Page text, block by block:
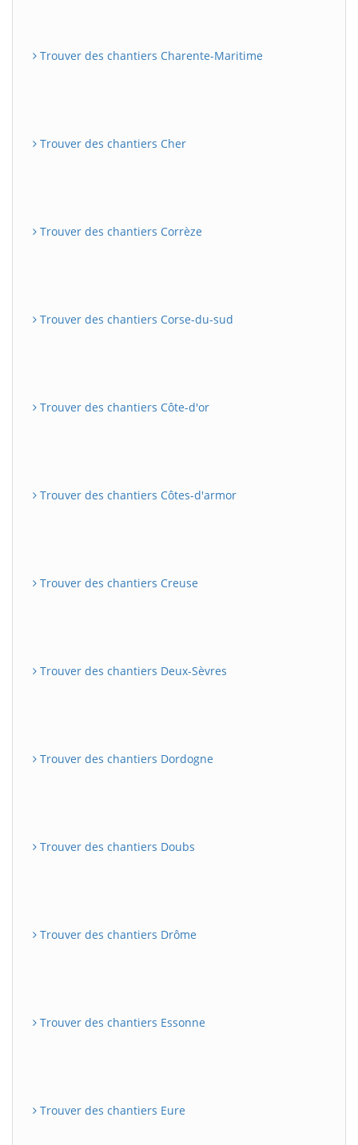
Trouver des chantiers Charente-Maritime
Trouver des chantiers Cher
Trouver des chantiers Corrèze
Trouver des chantiers Corse-du-sud
Trouver des chantiers Côte-d'or
Trouver des chantiers Côtes-d'armor
Trouver des chantiers Creuse
Trouver des chantiers Deux-Sèvres
Trouver des chantiers Dordogne
Trouver des chantiers Doubs
Trouver des chantiers Drôme
Trouver des chantiers Essonne
Trouver des chantiers Eure